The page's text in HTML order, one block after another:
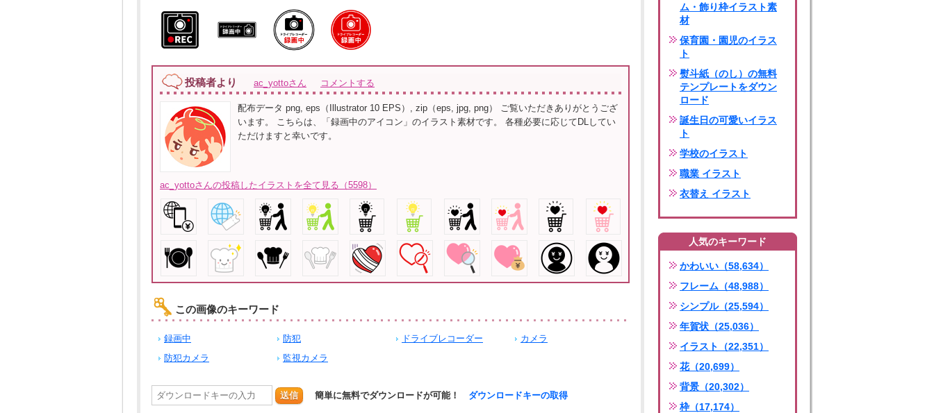
投稿者より ac_yottoさん コメントする
配布データ png, eps（Illustrator 10 EPS）, zip（eps, jpg, png） ご覧いただきありがとうござ
います。 こちらは、「録画中のアイコン」のイラスト素材です。 各種必要に応じてDLしてい
ただけますと幸いです。
ac_yottoさんの投稿したイラストを全て見る（5598）
この画像のキーワード
録画中 防犯 ドライブレコーダー
カメラ
防犯カメラ
監視カメラ
送信 簡単に無料でダウンロードが可能！ ダウンロードキーの取得
ム・飾り枠イラスト素
材
保育園・園児のイラス
ト
熨斗紙（のし）の無料
テンプレートをダウン
ロード
誕生日の可愛いイラス
ト
学校のイラスト
職業 イラスト
衣替え イラスト
人気のキーワード
かわいい（58,634）
フレーム（48,988）
シンプル（25,594）
年賀状（25,036）
イラスト（22,351）
花（20,699）
背景（20,302）
枠（17,174）